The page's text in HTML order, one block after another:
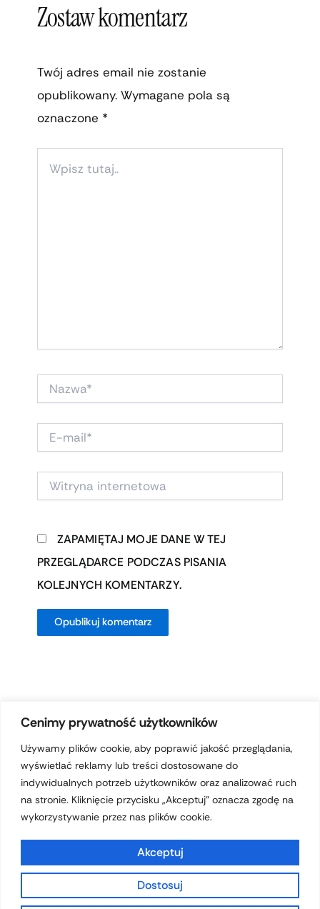
Cenimy prywatność użytkowników
Używamy plików cookie, aby poprawić jakość przeglądania,
wyświetlać reklamy lub treści dostosowane do
indywidualnych potrzeb użytkowników oraz analizować ruch
na stronie. Kliknięcie przycisku „Akceptuj” oznacza zgodę na
wykorzystywanie przez nas plików cookie.
Dostosuj
Akceptuj
Zostaw komentarz
Twój adres email nie zostanie
opublikowany. Wymagane pola są
oznaczone *
TUTAJ..
NAZWA*
MAIL*
WITRYNA
INTERNETOWA
ZAPAMIĘTAJ MOJE DANE W TEJ
PRZEGLĄDARCE PODCZAS PISANIA
KOLEJNYCH KOMENTARZY.
Prawa autorskie © 2026 hotelferdynand.pl | Obsługiwane przez
Motyw Astra WordPress
Polityka prywatności